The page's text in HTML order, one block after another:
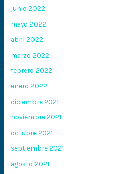
junio 2022
mayo 2022
abril 2022
marzo 2022
febrero 2022
enero 2022
diciembre 2021
noviembre 2021
octubre 2021
septiembre 2021
agosto 2021